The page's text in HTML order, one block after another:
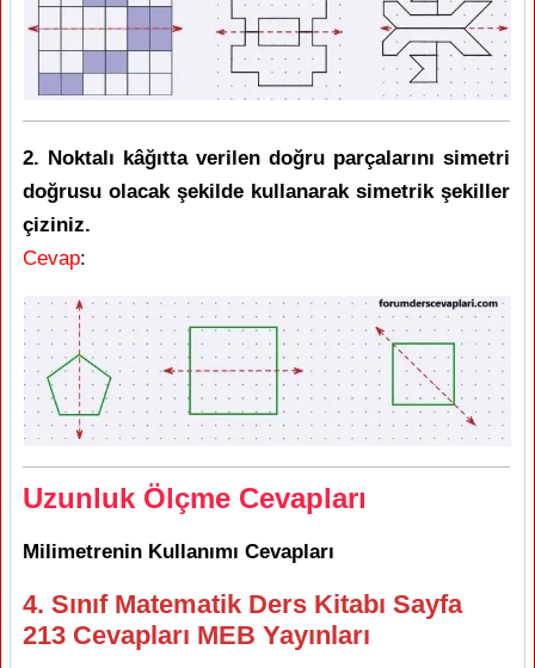
2. Noktalı kâğıtta verilen doğru parçalarını simetri
doğrusu olacak şekilde kullanarak simetrik şekiller
çiziniz.
Cevap:
Uzunluk Ölçme Cevapları
Milimetrenin Kullanımı Cevapları
4. Sınıf Matematik Ders Kitabı Sayfa
213 Cevapları MEB Yayınları